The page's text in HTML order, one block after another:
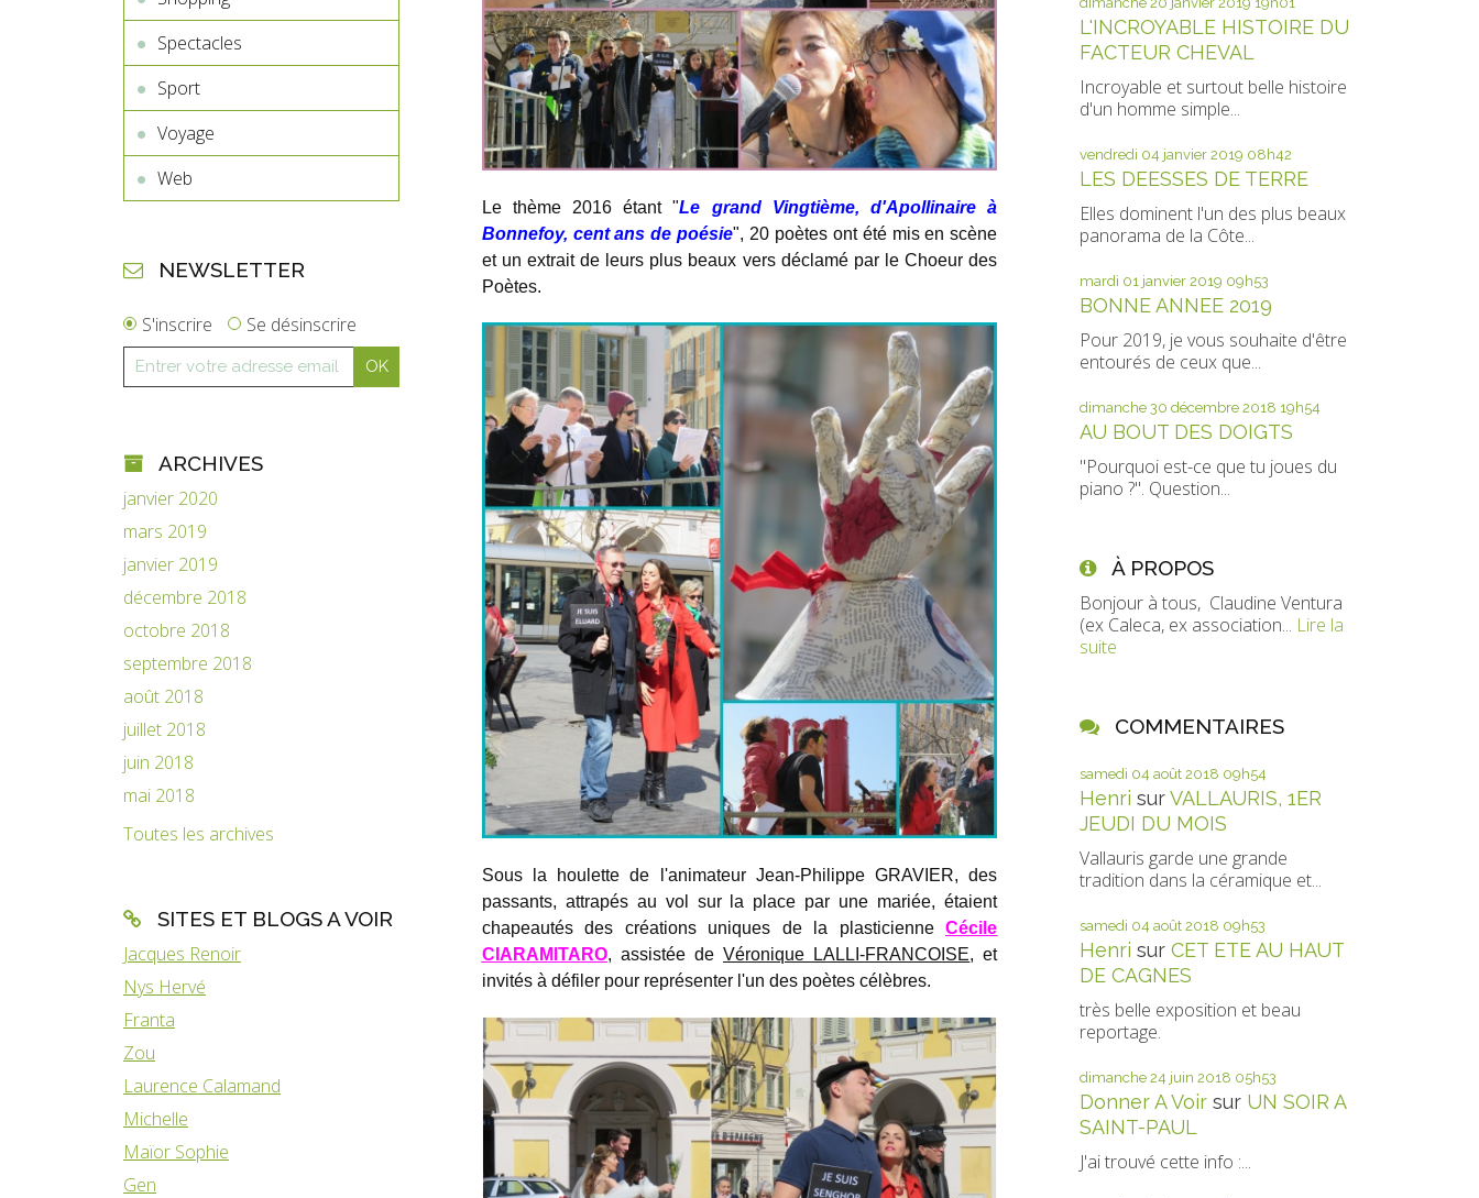
Spectacles
Sport
Voyage
Web
NEWSLETTER
S'inscrire Se désinscrire
ARCHIVES
janvier 2020
mars 2019
janvier 2019
décembre 2018
octobre 2018
septembre 2018
août 2018
juillet 2018
juin 2018
mai 2018
Toutes les archives
SITES ET BLOGS A VOIR
Jacques Renoir
Nys Hervé
Franta
Zou
Laurence Calamand
Michelle
Maïor Sophie
Gen
Le thème 2016 étant "Le grand Vingtième, d'Apollinaire à
Bonnefoy, cent ans de poésie", 20 poètes ont été mis en scène
et un extrait de leurs plus beaux vers déclamé par le Choeur des
Poètes.
Sous la houlette de l'animateur Jean-Philippe GRAVIER, des
passants, attrapés au vol sur la place par une mariée, étaient
chapeautés des créations uniques de la plasticienneCécile
CIARAMITARO, assistée deVéronique LALLI-FRANCOISE, et
invités à défiler pour représenter l'un des poètes célèbres.
L'INCROYABLE HISTOIRE DU
FACTEUR CHEVAL
Incroyable et surtout belle histoire
d'un homme simple...
vendredi 04 janvier 2019 08h42
LES DEESSES DE TERRE
Elles dominent l'un des plus beaux
panorama de la Côte...
mardi 01 janvier 2019 09h53
BONNE ANNEE 2019
Pour 2019, je vous souhaite d'être
entourés de ceux que...
dimanche 30 décembre 2018 19h54
AU BOUT DES DOIGTS
"Pourquoi est-ce que tu joues du
piano ?". Question...
À PROPOS
Bonjour à tous, Claudine Ventura
(ex Caleca, ex association... Lire la
suite
COMMENTAIRES
samedi 04 août 2018 09h54
Henri surVALLAURIS, 1ER
JEUDI DU MOIS
Vallauris garde une grande
tradition dans la céramique et...
samedi 04 août 2018 09h53
Henri sur CET ETE AU HAUT
DE CAGNES
très belle exposition et beau
reportage.
dimanche 24 juin 2018 05h53
Donner A Voirsur UN SOIR A
SAINT-PAUL
J'ai trouvé cette info :...